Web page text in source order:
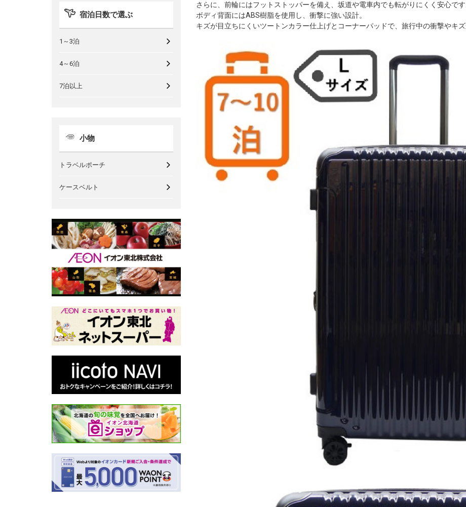
宿泊日数で選ぶ
1～3泊
4～6泊
7泊以上
小物
トラベルポーチ
ケースベルト
さらに、前輪にはフットストッパーを備え、坂道や電車内でも転がりにくく安心です
ボディ背面にはABS樹脂を使用し、衝撃に強い設計。
キズが目立ちにくいツートンカラー仕上げとコーナーパッドで、旅行中の衝撃やキズ